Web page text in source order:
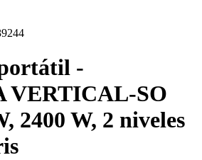
-
VERTICAL-SO
2400 W, 2 niveles